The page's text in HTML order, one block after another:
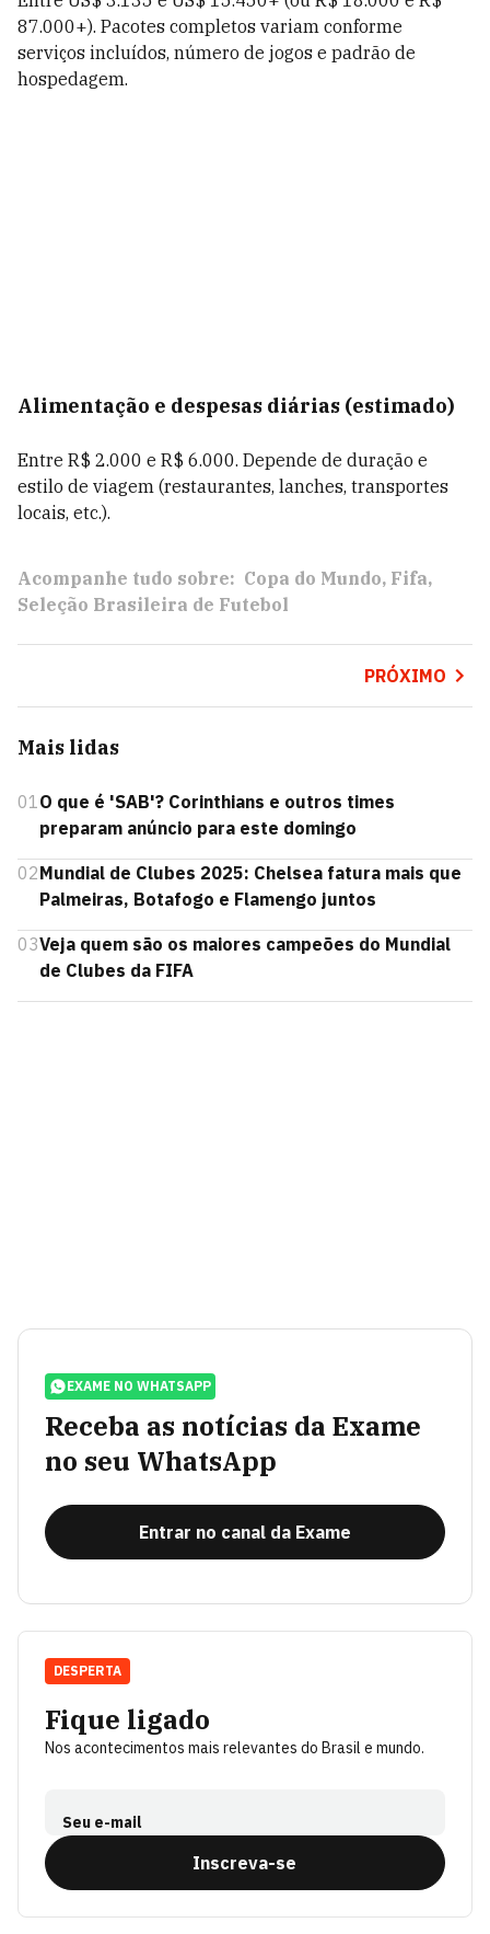
87.000+). Pacotes completos variam conforme
serviços incluídos, número de jogos e padrão de
hospedagem.
Alimentação e despesas diárias (estimado)
Entre R$ 2.000 e R$ 6.000. Depende de duração e
estilo de viagem (restaurantes, lanches, transportes
locais, etc.).
Acompanhe tudo sobre: Copa do Mundo Fifa
Seleção Brasileira de Futebol
PRÓXIMO
Mais lidas
01O que é 'SAB'? Corinthians e outros times
preparam anúncio para este domingo
02Mundial de Clubes 2025: Chelsea fatura mais que
Palmeiras, Botafogo e Flamengo juntos
03Veja quem são os maiores campeões do Mundial
de Clubes da FIFA
EXAME NO WHATSAPP
Receba as notícias da Exame
no seu WhatsApp
Entrar no canal da Exame
Fique ligado
Nos acontecimentos mais relevantes do Brasil e mundo.
Seu e-mail
Inscreva-se
DESPERTA